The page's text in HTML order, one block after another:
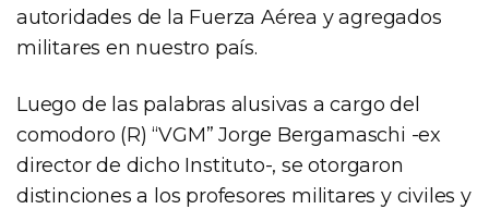
autoridades de la Fuerza Aérea y agregados
militares en nuestro país.
Luego de las palabras alusivas a cargo del
comodoro (R) “VGM” Jorge Bergamaschi -ex
director de dicho Instituto-, se otorgaron
distinciones a los profesores militares y civiles y